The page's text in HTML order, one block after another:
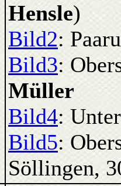
Hensle)
Bild2:
Bild3:
Müller
Bild4:
Bild5:
Söllingen,